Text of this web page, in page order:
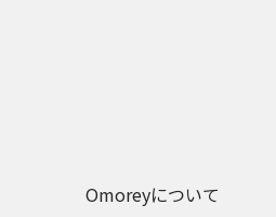
Omoreyについて